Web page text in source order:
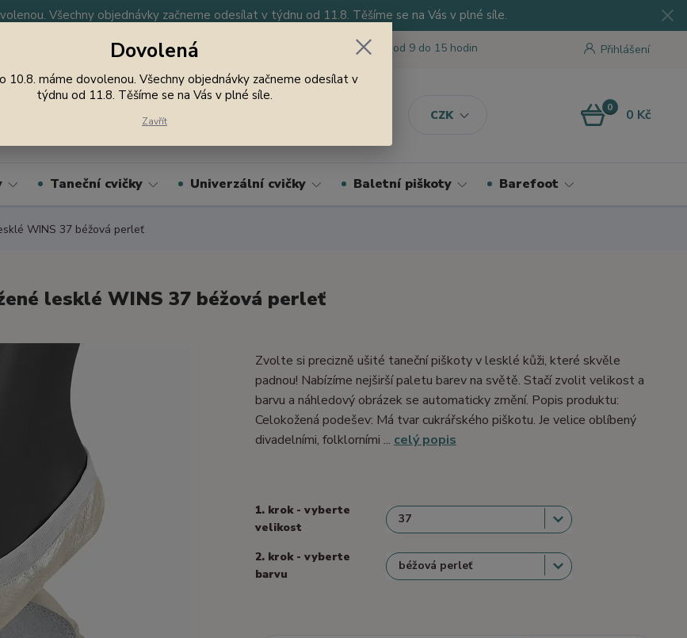
Všechny objednávky začneme odesílat v týdnu od 11.8. Těšíme se na Vás v plné síle.
CZK
Přihlášení
Nevíte si rady? Zavolejte. Jsme tu pro Vás od 9 do 15 hodin
0 0 Kč
Taneční cvičky Univerzální cvičky Baletní piškoty Barefoot
WINS 37 béžová perleť
lesklé WINS 37 béžová perleť
Zvolte si precizně ušité taneční piškoty v lesklé kůži, které skvěle
padnou! Nabízíme nejširší paletu barev na světě. Stačí zvolit velikost a
barvu a náhledový obrázek se automaticky změní. Popis produktu:
Celokožená podešev: Má tvar cukrářského piškotu. Je velice oblíbený
divadelními, folklorními ... celý popis
1. krok - vyberte
velikost
2. krok - vyberte
barvu
Dovolená
10.8. máme dovolenou. Všechny objednávky začneme odesílat v
týdnu od 11.8. Těšíme se na Vás v plné síle.
Zavřít